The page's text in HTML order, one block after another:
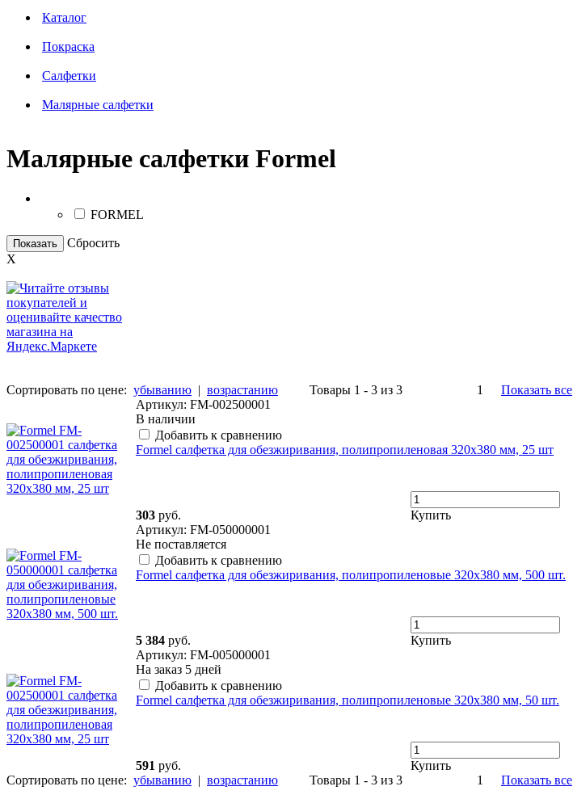
Каталог
Покраска
Салфетки
Малярные салфетки
Малярные салфетки Formel
FORMEL
Показать
Сбросить
X
Сортировать по цене: убыванию | возрастанию Товары 1 - 3 из 3 1
Показать все
Артикул: FM-002500001
В наличии
Добавить к сравнению
Formel салфетка для обезжиривания, полипропиленовая 320х380 мм, 25 шт
303 руб.
Купить
Артикул: FM-050000001
Не поставляется
Добавить к сравнению
Formel салфетка для обезжиривания, полипропиленовые 320х380 мм, 500 шт.
5 384 руб.
Купить
Артикул: FM-005000001
На заказ 5 дней
Добавить к сравнению
Formel салфетка для обезжиривания, полипропиленовые 320х380 мм, 50 шт.
591 руб.
Купить
Сортировать по цене: убыванию | возрастанию Товары 1 - 3 из 3 1
Показать все